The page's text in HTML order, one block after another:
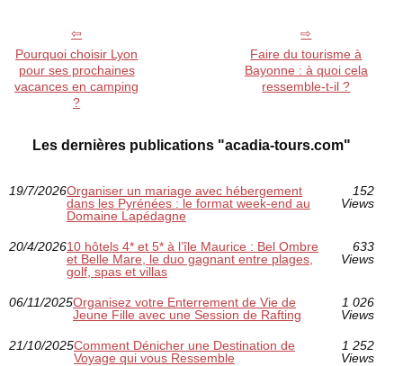
Pourquoi choisir Lyon
pour ses prochaines
vacances en camping
?
Faire du tourisme à
Bayonne : à quoi cela
ressemble-t-il ?
Les dernières publications "acadia-tours.com"
19/7/2026Organiser un mariage avec hébergement
dans les Pyrénées : le format week-end au
Domaine Lapédagne
152
Views
20/4/202610 hôtels 4* et 5* à l’île Maurice : Bel Ombre
et Belle Mare, le duo gagnant entre plages,
golf, spas et villas
633
Views
06/11/2025Organisez votre Enterrement de Vie de
Jeune Fille avec une Session de Rafting
1 026
Views
21/10/2025Comment Dénicher une Destination de
Voyage qui vous Ressemble
1 252
Views